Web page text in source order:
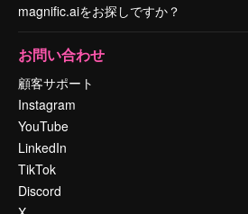
magnific.aiをお探しですか？
お問い合わせ
顧客サポート
Instagram
YouTube
LinkedIn
TikTok
Discord